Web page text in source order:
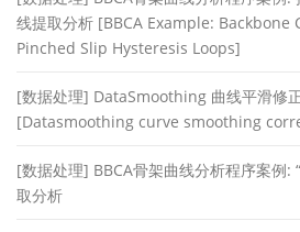
线提取分析 [BBCA Example:
Pinched Slip Hysteresis Loops]
[数据处理] DataSmoothing 曲线平滑修
[Datasmoothing curve smoothing
[数据处理] BBCA骨架曲线分析程序案例:
取分析